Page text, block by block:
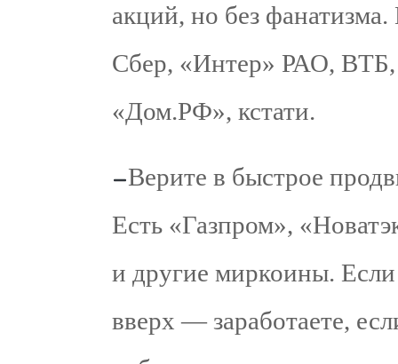
акций, но без
Сбер, «Интер» РАО,
«Дом.РФ», кстати.
Верите в быстрое
Есть «Газпром»,
и другие миркоины. Если
вверх — заработаете,